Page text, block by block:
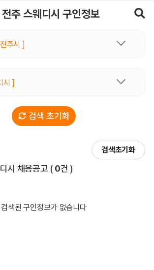
전주 스웨디시 구인정보
주시 ]
시 ]
검색 초기화
검색초기화
시 채용공고 전체 목록
( 0건 )
검색된 구인정보가 없습니다